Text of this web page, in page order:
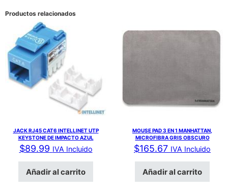
Productos relacionados
JACK RJ45 CAT6 INTELLINET UTP
KEYSTONE DE IMPACTO AZUL
$89.99 IVA Incluido
Añadir al carrito
MOUSE PAD 3 EN 1 MANHATTAN,
MICROFIBRA GRIS OBSCURO
$165.67 IVA Incluido
Añadir al carrito